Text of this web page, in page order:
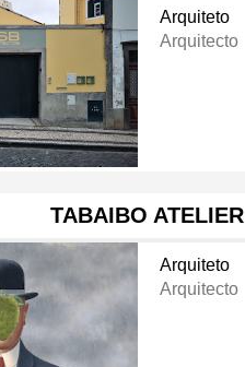
Arquiteto
Arquitecto
TABAIBO ATELIER
Arquiteto
Arquitecto